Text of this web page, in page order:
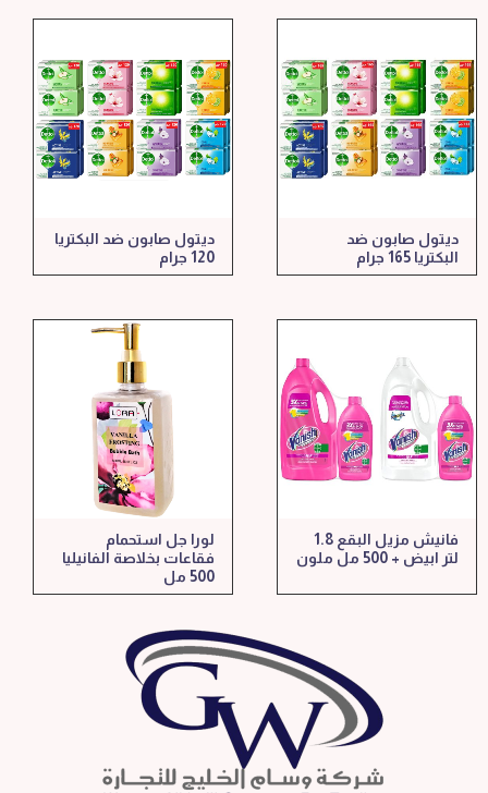
ديتول صابون ضد
البكتريا 165 جرام
ديتول صابون ضد البكتريا
120 جرام
فانيش مزيل البقع 1.8
لتر ابيض + 500 مل ملون
لورا جل استحمام
فقاعات بخلاصة الفانيليا
500 مل